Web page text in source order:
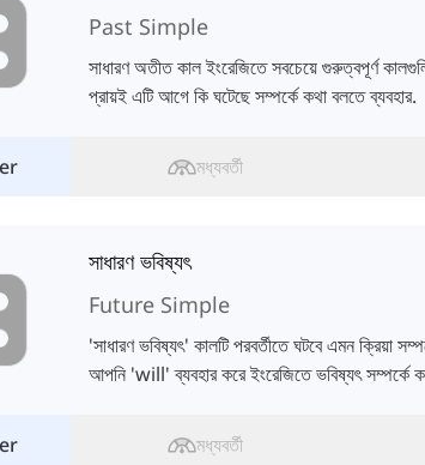
Past Simple
সাধারণ অতীত কাল ইংরেজিতে সবচেয়ে গুরুত্বপূর্ণ
প্রায়ই এটি আগে কি ঘটেছে সম্পর্কে কথা বলতে ব্যবহার.
মধ্যবর্তী
সাধারণ ভবিষ্যৎ
Future Simple
'সাধারণ ভবিষ্যৎ' কালটি পরবর্তীতে ঘটবে এমন ক্রিয়া
আপনি 'will' ব্যবহার করে ইংরেজিতে ভবিষ্যৎ সম্পর্কে
মধ্যবর্তী